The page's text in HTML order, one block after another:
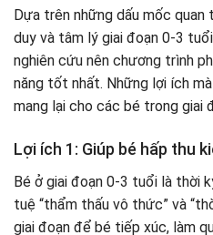
Dựa trên những dấu mốc
duy và tâm lý giai đoạn 0-3
nghiên cứu nên chương trình
năng tốt nhất. Những lợi ích
mang lại cho các bé trong giai
Lợi ích 1: Giúp bé hấp thu
Bé ở giai đoạn 0-3 tuổi là thời
tuệ “thẩm thấu vô thức” và
giai đoạn để bé tiếp xúc, làm